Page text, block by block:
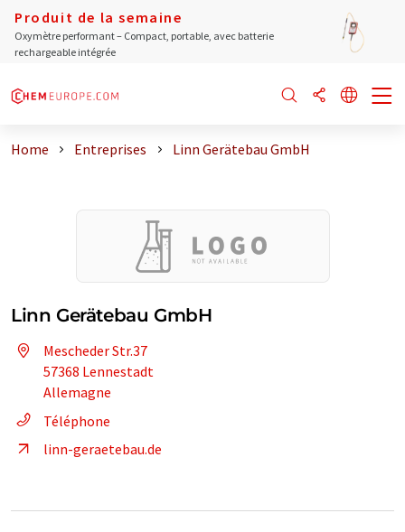
Produit de la semaine
Oxymètre performant – Compact, portable, avec batterie
rechargeable intégrée
Home Entreprises Linn Gerätebau GmbH
Linn Gerätebau GmbH
Mescheder Str.37
57368 Lennestadt
Allemagne
Téléphone
linn-geraetebau.de